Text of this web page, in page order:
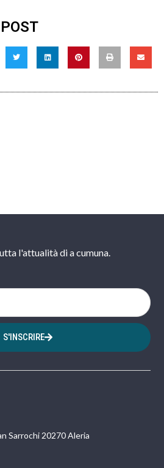
l'attualità di a cumuna.
S'INSCRIRE
Sarrochi 20270 Aleria